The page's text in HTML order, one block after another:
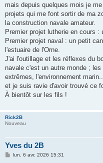
mais depuis quelques mois je
projets qui me font sortir de ma
la construction navale amateur.
Premier projet lutherie en cours :
Premier projet naval : un petit
l'estuaire de l'Orne.
J'ai l'outillage et les réflexes du
navale c'est un autre monde ;
extrêmes, l'environnement
et je suis ravie d'avoir trouvé ce
À bientôt sur les fils !
Rick2B
Nouveau
Yves du 2B
Mlun. 6 avr. 2026 15:31